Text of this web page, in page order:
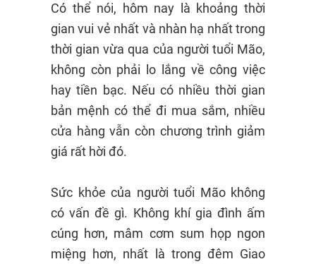
Có thể nói, hôm nay là khoảng thời
gian vui vẻ nhất và nhàn hạ nhất trong
thời gian vừa qua của người tuổi Mão,
không còn phải lo lắng về công việc
hay tiền bạc. Nếu có nhiều thời gian
bản mệnh có thể đi mua sắm, nhiều
cửa hàng vẫn còn chương trình giảm
giá rất hời đó.
Sức khỏe của người tuổi Mão không
có vấn đề gì. Không khí gia đình ấm
cúng hơn, mâm cơm sum họp ngon
miệng hơn, nhất là trong đêm Giao